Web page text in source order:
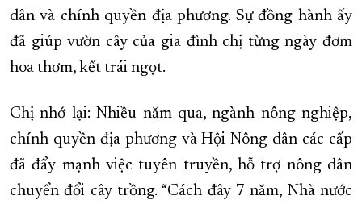
dân và chính quyền địa phương. Sự đồng hành ấy
đã giúp vườn cây của gia đình chị từng ngày đơm
hoa thơm, kết trái ngọt.
Chị nhớ lại: Nhiều năm qua, ngành nông nghiệp,
chính quyền địa phương và Hội Nông dân các cấp
đã đẩy mạnh việc tuyên truyền, hỗ trợ nông dân
chuyển đổi cây trồng. “Cách đây 7 năm, Nhà nước